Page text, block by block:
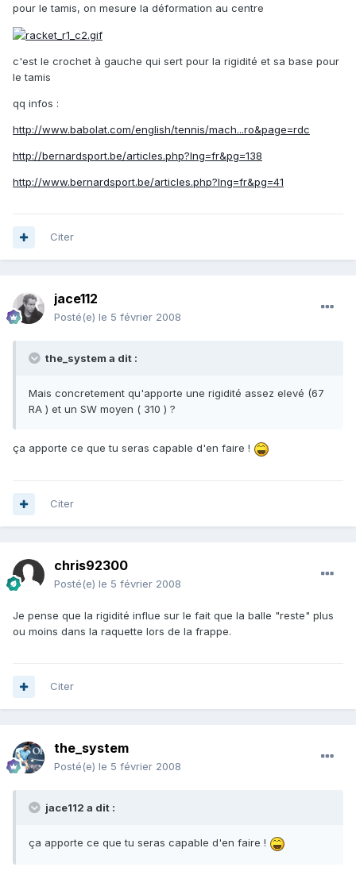
pour le tamis, on mesure la déformation au centre
c'est le crochet à gauche qui sert pour la rigidité et sa base pour
le tamis
qq infos :
http://www.babolat.com/english/tennis/mach...ro&page=rdc
http://bernardsport.be/articles.php?lng=fr&pg=138
http://www.bernardsport.be/articles.php?lng=fr&pg=41
Citer
jace112
Posté(e) le 5 février 2008
the_system a dit :
Mais concretement qu'apporte une rigidité assez elevé (67
RA ) et un SW moyen ( 310 ) ?
ça apporte ce que tu seras capable d'en faire !
Citer
chris92300
Posté(e) le 5 février 2008
Je pense que la rigidité influe sur le fait que la balle "reste" plus
ou moins dans la raquette lors de la frappe.
Citer
the_system
Posté(e) le 5 février 2008
jace112 a dit :
ça apporte ce que tu seras capable d'en faire !